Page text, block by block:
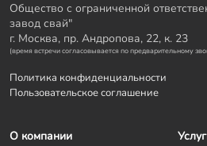
Общество с ограниченной
завод свай"
г. Москва, пр. Андропова, 22, к. 23
(время встречи согласовывается по предварительному
Политика конфиденциальности
Пользовательское соглашение
О компании